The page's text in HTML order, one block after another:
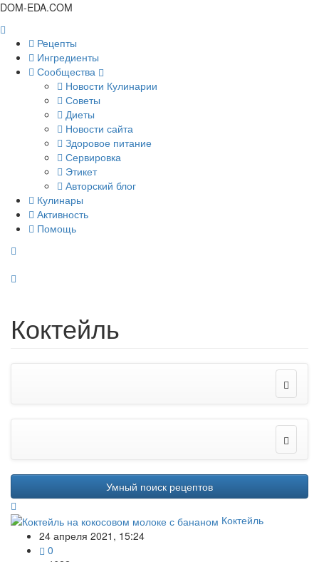
DOM-EDA.COM
Рецепты
Ингредиенты
Сообщества
Новости Кулинарии
Советы
Диеты
Новости сайта
Здоровое питание
Сервировка
Этикет
Авторский блог
Кулинары
Активность
Помощь
Коктейль
Умный поиск рецептов
Коктейль
24 апреля 2021, 15:24
0